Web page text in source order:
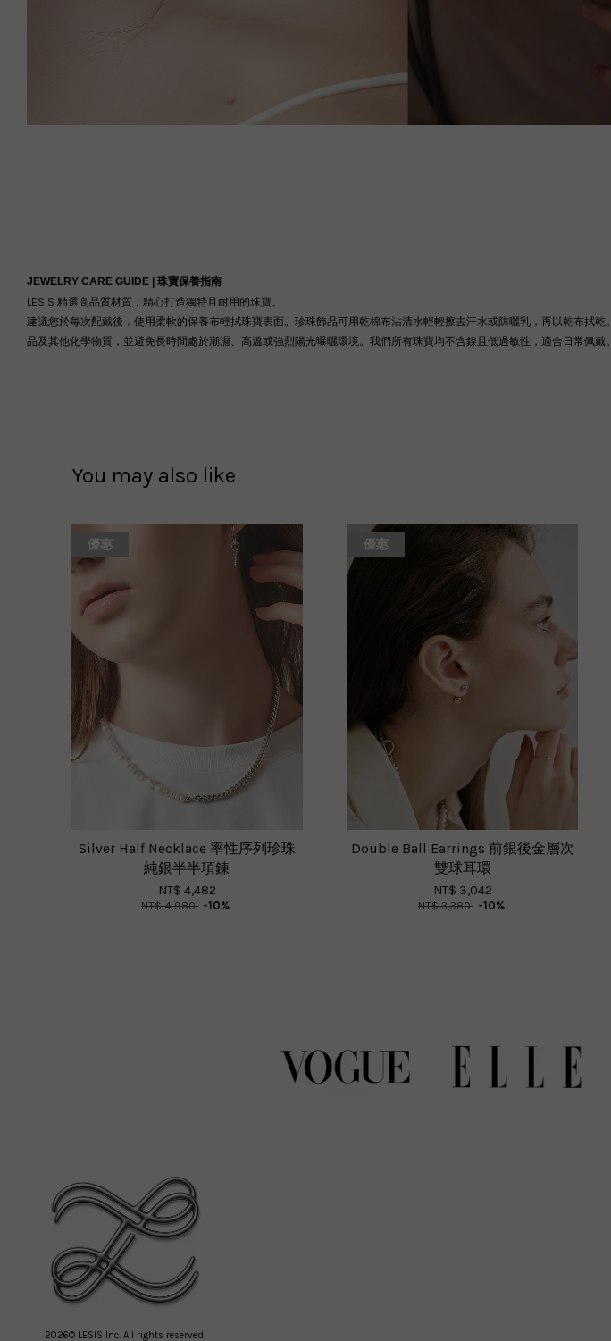
JEWELRY CARE GUIDE | 珠寶保養指南
LESIS 精選高品質材質，精心打造獨特且耐用的珠寶。
建議您於每次配戴後，使用柔軟的保養布輕拭珠寶表面。珍珠飾品可用乾棉布沾清水輕輕擦去汗水或防曬乳，再以乾布拭乾。
品及其他化學物質，並避免長時間處於潮濕、高溫或強烈陽光曝曬環境。我們所有珠寶均不含鎳且低過敏性，適合日常佩戴。
You may also like
優惠
Silver Half Necklace 率性序列珍珠
純銀半半項鍊
NT$ 4,482
NT$ 4,980 -10%
優惠
Double Ball Earrings 前銀後金層次
雙球耳環
NT$ 3,042
NT$ 3,380 -10%
2026© LESIS Inc. All rights reserved.